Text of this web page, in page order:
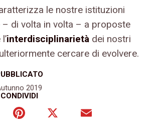
2019
CONDIVIDI
LinkedInPinterest
le nostre istituzioni
di volta in volta – a proposte
interdisciplinarietà dei nostri
cercare di evolvere.